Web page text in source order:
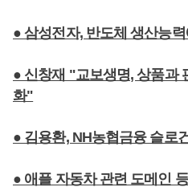
● 삼성전자, 반도체 생산능
● 신창재 "교보생명, 상품과
화"
● 김용환, NH농협금융 슬로
● 애플 자동차 관련 도메인